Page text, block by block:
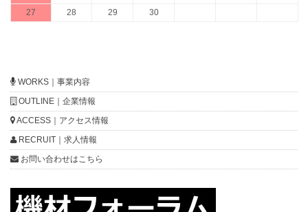
27 28 29 30
WORKS｜事業内容
OUTLINE｜企業情報
ACCESS｜アクセス情報
RECRUIT｜求人情報
お問い合わせはこちら